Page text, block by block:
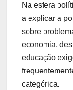
Na esfera
a explicar a
sobre
economia,
educação
categórica.